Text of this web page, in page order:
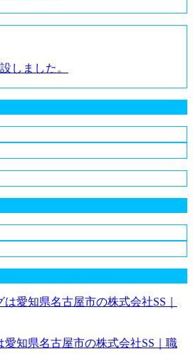
しました。
愛知県名古屋市の株式会社SS｜職